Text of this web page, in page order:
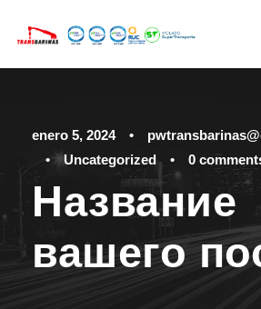
enero 5, 2024 •
•
Uncategorized • 0
Название
вашего